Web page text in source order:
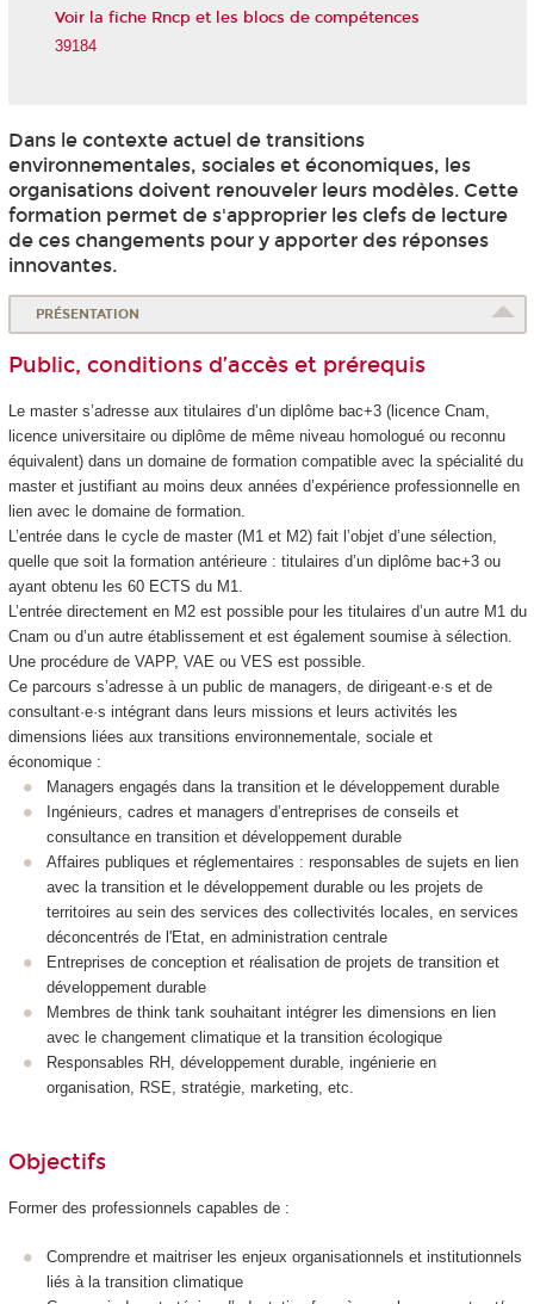
Voir la fiche Rncp et les blocs de compétences
39184
Dans le contexte actuel de transitions
environnementales, sociales et économiques, les
organisations doivent renouveler leurs modèles. Cette
formation permet de s'approprier les clefs de lecture
de ces changements pour y apporter des réponses
innovantes.
PRÉSENTATION
Public, conditions d’accès et prérequis
Le master s’adresse aux titulaires d’un diplôme bac+3 (licence Cnam,
licence universitaire ou diplôme de même niveau homologué ou reconnu
équivalent) dans un domaine de formation compatible avec la spécialité du
master et justifiant au moins deux années d’expérience professionnelle en
lien avec le domaine de formation.
L’entrée dans le cycle de master (M1 et M2) fait l’objet d’une sélection,
quelle que soit la formation antérieure : titulaires d’un diplôme bac+3 ou
ayant obtenu les 60 ECTS du M1.
L’entrée directement en M2 est possible pour les titulaires d’un autre M1 du
Cnam ou d’un autre établissement et est également soumise à sélection.
Une procédure de VAPP, VAE ou VES est possible.
Ce parcours s’adresse à un public de managers, de dirigeant·e·s et de
consultant·e·s intégrant dans leurs missions et leurs activités les
dimensions liées aux transitions environnementale, sociale et
économique :
Managers engagés dans la transition et le développement durable
Ingénieurs, cadres et managers d’entreprises de conseils et
consultance en transition et développement durable
Affaires publiques et réglementaires : responsables de sujets en lien
avec la transition et le développement durable ou les projets de
territoires au sein des services des collectivités locales, en services
déconcentrés de l'Etat, en administration centrale
Entreprises de conception et réalisation de projets de transition et
développement durable
Membres de think tank souhaitant intégrer les dimensions en lien
avec le changement climatique et la transition écologique
Responsables RH, développement durable, ingénierie en
organisation, RSE, stratégie, marketing, etc.
Objectifs
Former des professionnels capables de :
Comprendre et maitriser les enjeux organisationnels et institutionnels
liés à la transition climatique